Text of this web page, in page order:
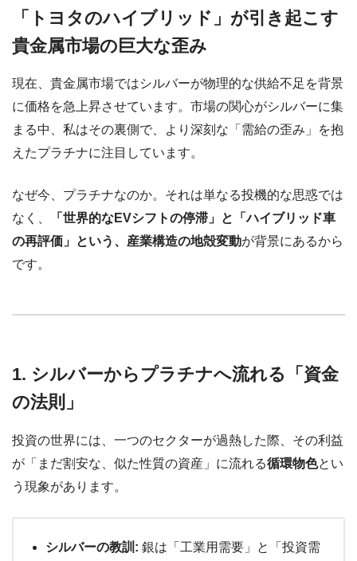
「トヨタのハイブリッド」が引き起こす
貴金属市場の巨大な歪み
現在、貴金属市場ではシルバーが物理的な供給不足を背景
に価格を急上昇させています。市場の関心がシルバーに集
まる中、私はその裏側で、より深刻な「需給の歪み」を抱
えたプラチナに注目しています。
なぜ今、プラチナなのか。それは単なる投機的な思惑では
なく、
「世界的なEVシフトの停滞」と「ハイブリッド車
の再評価」という、産業構造の地殻変動が背景にあるから
です。
1. シルバーからプラチナへ流れる「資金
の法則」
投資の世界には、一つのセクターが過熱した際、その利益
が「まだ割安な、似た性質の資産」に流れる循環物色とい
う現象があります。
シルバーの教訓: 銀は「工業用需要」と「投資需